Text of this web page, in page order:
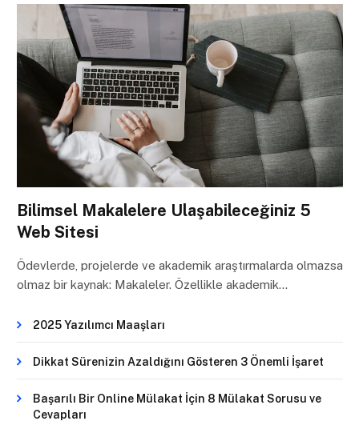
Bilimsel Makalelere Ulaşabileceğiniz 5
Web Sitesi
Ödevlerde, projelerde ve akademik araştırmalarda olmazsa
olmaz bir kaynak: Makaleler. Özellikle akademik…
2025 Yazılımcı Maaşları
Dikkat Sürenizin Azaldığını Gösteren 3 Önemli İşaret
Başarılı Bir Online Mülakat İçin 8 Mülakat Sorusu ve
Cevapları